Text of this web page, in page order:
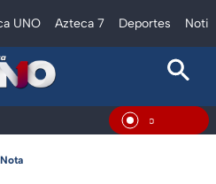
UNO Azteca 7 Deportes
En Vivo
Nota